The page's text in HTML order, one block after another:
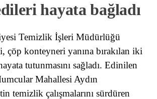
hayata bağladı
Temizlik İşleri Müdürlüğü
konteyneri yanına bırakılan iki
tutunmasını sağladı. Edinilen
Mahallesi Aydın
temizlik çalışmalarını sürdüren